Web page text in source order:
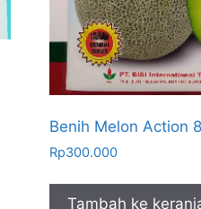
Benih Melon Action
Rp300.000
Tambah ke